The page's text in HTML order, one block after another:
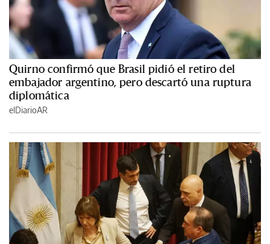
Quirno confirmó que Brasil pidió el retiro del
embajador argentino, pero descartó una ruptura
diplomática
elDiarioAR